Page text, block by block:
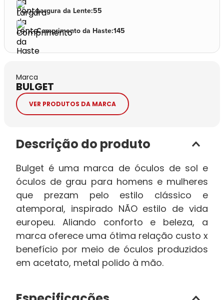
Largura da Lente:55
Comprimento da Haste:145
Marca
BULGET
VER PRODUTOS DA MARCA
Descrição do produto
Bulget é uma marca de óculos de sol e
óculos de grau para homens e mulheres
que prezam pelo estilo clássico e
atemporal, inspirado NÃO estilo de vida
europeu. Aliando conforto e beleza, a
marca oferece uma ótima relação custo x
benefício por meio de óculos produzidos
em acetato, metal polido à mão.